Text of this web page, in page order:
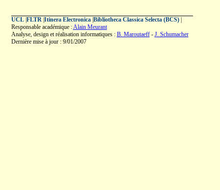
UCL| FLTR| Itinera Electronica| Bibliotheca Classica Selecta (BCS)|
Responsable académique :Alain Meurant
Analyse, design et réalisation informatiques : B. Maroutaeff- J. Schumacher
Dernière mise à jour : 9/01/2007